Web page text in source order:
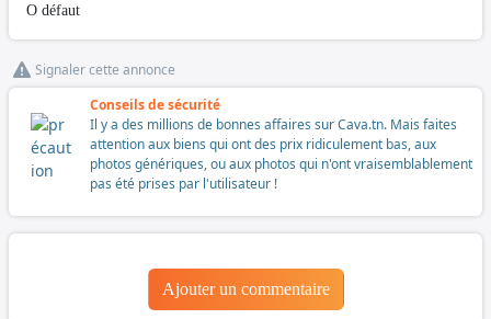
O défaut
Signaler cette annonce
Conseils de sécurité
Il y a des millions de bonnes affaires sur Cava.tn. Mais faites
attention aux biens qui ont des prix ridiculement bas, aux
photos génériques, ou aux photos qui n'ont vraisemblablement
pas été prises par l'utilisateur !
Ajouter un commentaire